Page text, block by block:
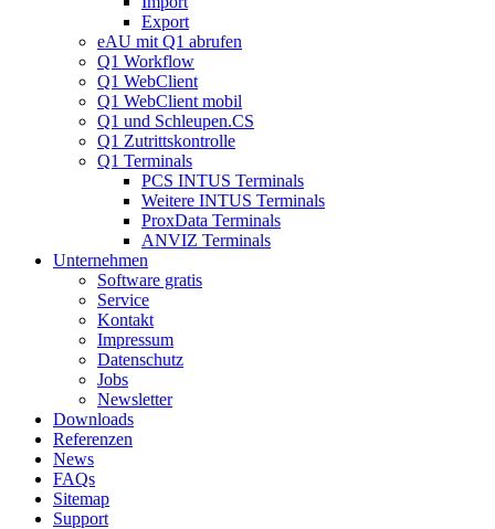
Export
eAU mit Q1 abrufen
Q1 Workflow
Q1 WebClient
Q1 WebClient mobil
Q1 und Schleupen.CS
Q1 Zutrittskontrolle
Q1 Terminals
PCS INTUS Terminals
Weitere INTUS Terminals
ProxData Terminals
ANVIZ Terminals
Unternehmen
Software gratis
Service
Kontakt
Impressum
Datenschutz
Jobs
Newsletter
Downloads
Referenzen
News
FAQs
Sitemap
Support